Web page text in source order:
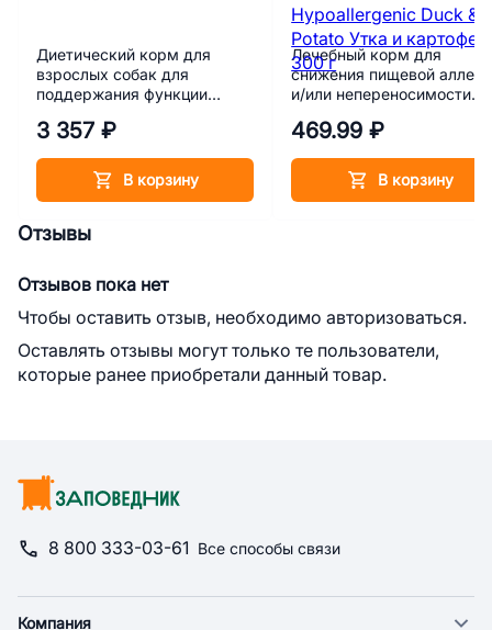
Диетический корм для
взрослых собак для
поддержания функции
хронической болезни почек
3 357 ₽
В корзину
Лечебный корм для
снижения пищевой
и/или непереносимости
питательных веществ
Hypoallergenic Duck &
Утка и картофель 300 г
469.99 ₽
В корзину
Отзывы
Отзывов пока нет
Чтобы оставить отзыв, необходимо авторизоваться.
Оставлять отзывы могут только те пользователи,
которые ранее приобретали данный товар.
8 800 333-03-61 Все способы связи
Компания